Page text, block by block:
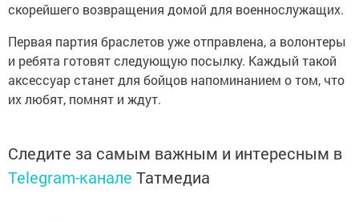
скорейшего возвращения домой для военнослужащих.
Первая партия браслетов уже отправлена, а волонтеры
и ребята готовят следующую посылку. Каждый такой
аксессуар станет для бойцов напоминанием о том, что
их любят, помнят и ждут.
Следите за самым важным и интересным в
Telegram-канале Татмедиа